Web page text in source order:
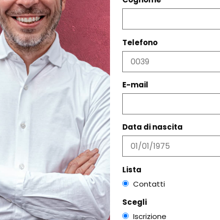
CORRELATI
Telefono
E-mail
Data di nascita
Lista
Contatti
Scegli
Iscrizione